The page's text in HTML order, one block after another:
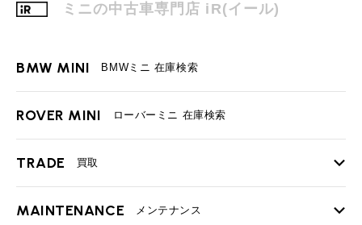
ミニの中古車専門店 iR(イール)
BMW MINI BMWミニ 在庫検索
ROVER MINI ローバーミニ 在庫検索
TRADE 買取
TOP
MAINTENANCE メンテナンス